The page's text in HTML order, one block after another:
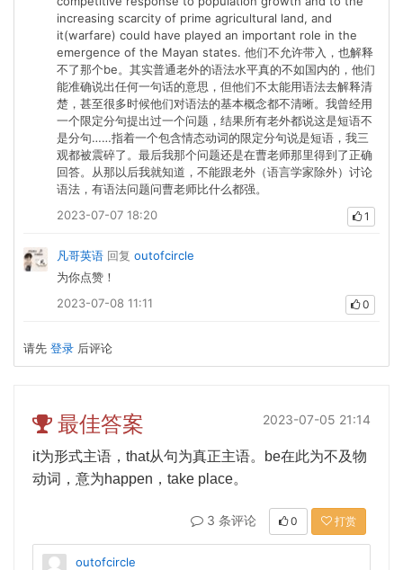
increasing scarcity of prime agricultural land, and
it(warfare) could have played an important role in the
emergence of the Mayan states. 他们不允许带入，也解释
不了那个be。其实普通老外的语法水平真的不如国内的，他们
能准确说出任何一句话的意思，但他们不太能用语法去解释清
楚，甚至很多时候他们对语法的基本概念都不清晰。我曾经用
一个限定分句提出过一个问题，结果所有老外都说这是短语不
是分句……指着一个包含情态动词的限定分句说是短语，我三
观都被震碎了。最后我那个问题还是在曹老师那里得到了正确
回答。从那以后我就知道，不能跟老外（语言学家除外）讨论
语法，有语法问题问曹老师比什么都强。
2023-07-07 18:20
1
凡哥英语 回复 outofcircle
为你点赞！
2023-07-08 11:11
0
请先 登录 后评论
最佳答案 2023-07-05 21:14
it为形式主语， that从句为真正主语。 be在此为不及物
动词，意为happen ， take place。
3 条评论 0 打赏
outofcircle